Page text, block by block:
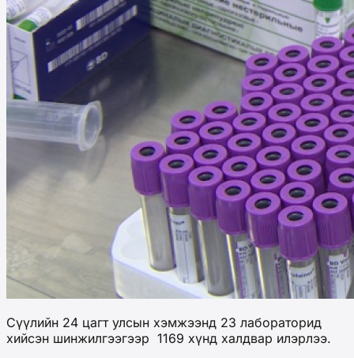
Сүүлийн 24 цагт улсын хэмжээнд 23 лабораторид
хийсэн шинжилгээгээр 1169 хүнд халдвар илэрлээ.